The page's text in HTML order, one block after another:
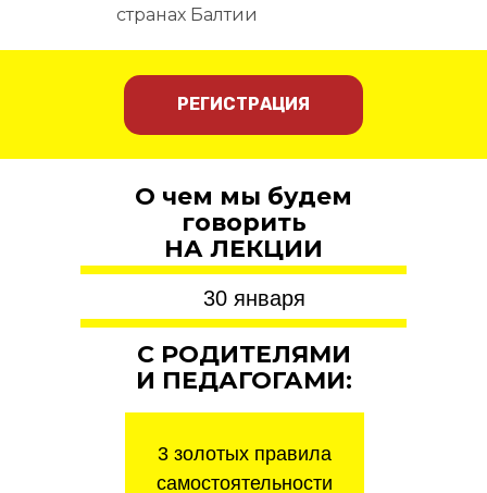
странах Балтии
РЕГИСТРАЦИЯ
30 января
О чем мы будем
говорить
НА ЛЕКЦИИ
С РОДИТЕЛЯМИ
И ПЕДАГОГАМИ:
3 золотых правила
самостоятельности